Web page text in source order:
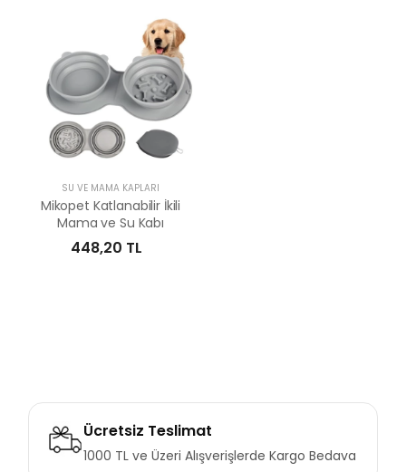
SU VE MAMA KAPLARI
Mikopet Katlanabilir İkili
Mama ve Su Kabı
448,20 TL
Ücretsiz Teslimat
1000 TL ve Üzeri Alışverişlerde Kargo Bedava